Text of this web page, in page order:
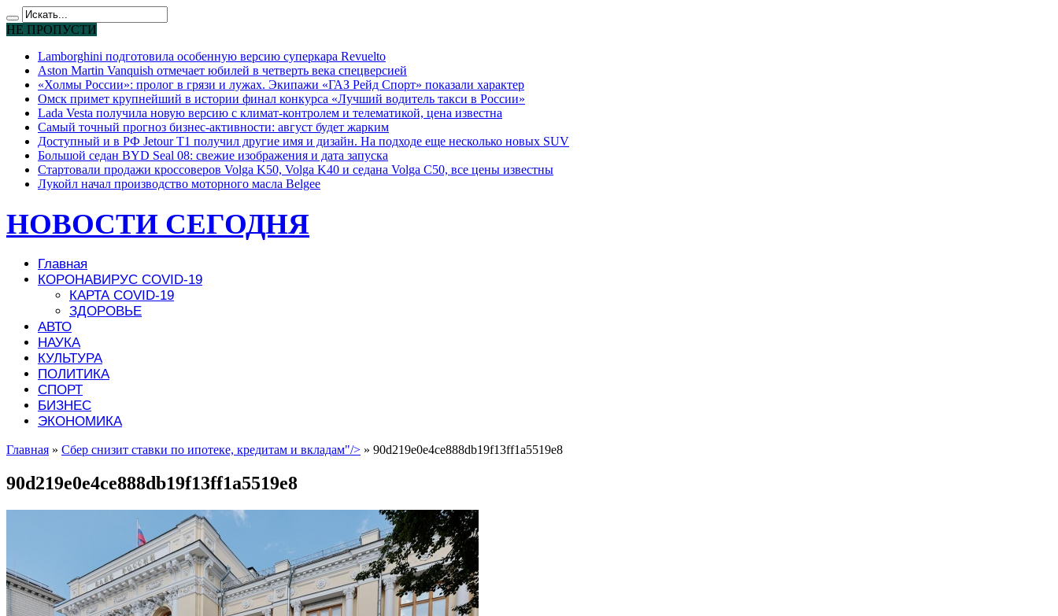
НЕ ПРОПУСТИ
Lamborghini подготовила особенную версию суперкара Revuelto
Aston Martin Vanquish отмечает юбилей в четверть века спецверсией
«Холмы России»: пролог в грязи и лужах. Экипажи «ГАЗ Рейд Спорт» показали характер
Омск примет крупнейший в истории финал конкурса «Лучший водитель такси в России»
Lada Vesta получила новую версию с климат-контролем и телематикой, цена известна
Самый точный прогноз бизнес-активности: август будет жарким
Доступный и в РФ Jetour T1 получил другие имя и дизайн. На подходе еще несколько новых SUV
Большой седан BYD Seal 08: свежие изображения и дата запуска
Стартовали продажи кроссоверов Volga K50, Volga K40 и седана Volga C50, все цены известны
Лукойл начал производство моторного масла Belgee
НОВОСТИ СЕГОДНЯ
Главная
КОРОНАВИРУС COVID-19
КАРТА COVID-19
ЗДОРОВЬЕ
АВТО
НАУКА
КУЛЬТУРА
ПОЛИТИКА
СПОРТ
БИЗНЕС
ЭКОНОМИКА
Главная » Сбер снизит ставки по ипотеке, кредитам и вкладам"/> » 90d219e0e4ce888db19f13ff1a5519e8
90d219e0e4ce888db19f13ff1a5519e8